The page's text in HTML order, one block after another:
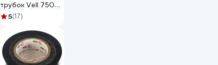
трубок Vell 750
шт, 5 цветов, 45
мм 1379612
5(17)